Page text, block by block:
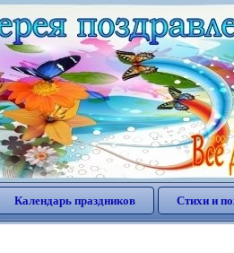
Календарь праздников Стихи и